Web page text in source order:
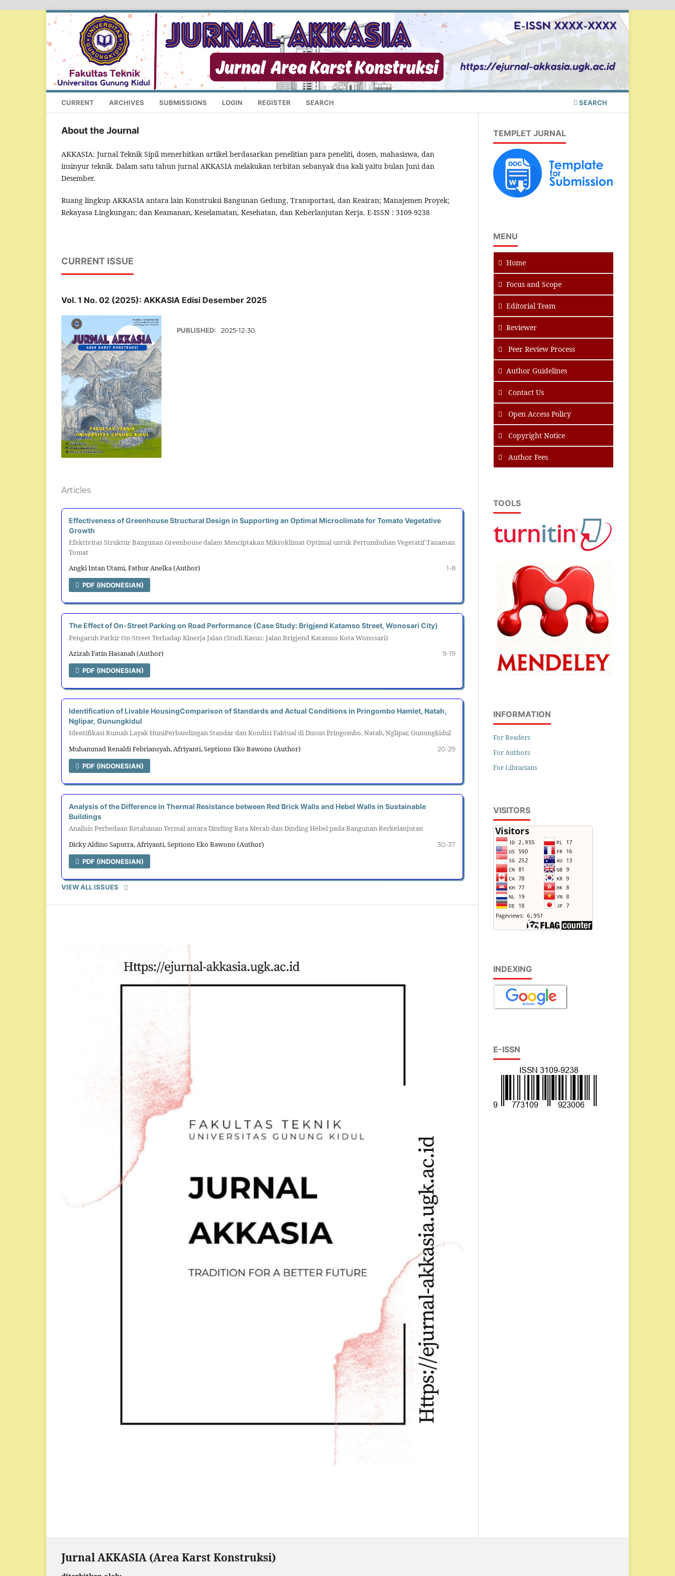
CURRENT ARCHIVES SUBMISSIONS LOGIN REGISTER SEARCH SEARCH
About the Journal
AKKASIA: Jurnal Teknik Sipil menerbitkan artikel berdasarkan penelitian para peneliti, dosen, mahasiswa, dan
insinyur teknik. Dalam satu tahun jurnal AKKASIA melakukan terbitan sebanyak dua kali yaitu bulan Juni dan
Desember.
Ruang lingkup AKKASIA antara lain Konstruksi Bangunan Gedung, Transportasi, dan Keairan; Manajemen Proyek;
Rekayasa Lingkungan; dan Keamanan, Keselamatan, Kesehatan, dan Keberlanjutan Kerja. E-ISSN : 3109-9238
CURRENT ISSUE
Vol. 1 No. 02 (2025): AKKASIA Edisi Desember 2025
PUBLISHED: 2025-12-30
Articles
Effectiveness of Greenhouse Structural Design in Supporting an Optimal Microclimate for Tomato Vegetative
Growth
Efektivitas Struktur Bangunan Greenhouse dalam Menciptakan Mikroklimat Optimal untuk Pertumbuhan Vegetatif Tanaman
Tomat
Angki Intan Utami, Fathur Anelka (Author)
1-8
PDF (INDONESIAN)
The Effect of On-Street Parking on Road Performance (Case Study: Brigjend Katamso Street, Wonosari City)
Pengaruh Parkir On-Street Terhadap Kinerja Jalan (Studi Kasus: Jalan Brigjend Katamso Kota Wonosari)
Azizah Fatin Hasanah (Author)
9-19
PDF (INDONESIAN)
Identification of Livable HousingComparison of Standards and Actual Conditions in Pringombo Hamlet, Natah,
Nglipar, Gunungkidul
Identifikasi Rumah Layak HuniPerbandingan Standar dan Kondisi Faktual di Dusun Pringombo, Natah, Nglipar, Gunungkidul
Muhammad Renaldi Febriansyah, Afriyanti, Septiono Eko Bawono (Author)
20-29
PDF (INDONESIAN)
Analysis of the Difference in Thermal Resistance between Red Brick Walls and Hebel Walls in Sustainable
Buildings
Analisis Perbedaan Ketahanan Termal antara Dinding Bata Merah dan Dinding Hebel pada Bangunan Berkelanjutan
Dicky Aldino Saputra, Afriyanti, Septiono Eko Bawono (Author)
30-37
PDF (INDONESIAN)
VIEW ALL ISSUES
TEMPLET JURNAL
MENU
Home
Focus and Scope
Editorial Team
Reviewer
Peer Review Process
Author Guidelines
Contact Us
Open Access Policy
Copyright Notice
Author Fees
TOOLS
INFORMATION
For Readers
For Authors
For Librarians
VISITORS
INDEXING
E-ISSN
Jurnal AKKASIA (Area Karst Konstruksi)